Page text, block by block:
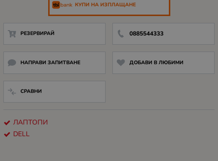
КУПИ НА ИЗПЛАЩАНЕ
РЕЗЕРВИРАЙ 0885544333
НАПРАВИ ЗАПИТВАНЕ ДОБАВИ В ЛЮБИМИ
СРАВНИ
ЛАПТОПИ
DELL